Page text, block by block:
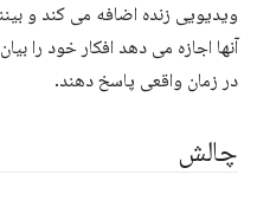
ویدیویی زنده اضافه می کند و
آنها اجازه می دهد افکار خود را
در زمان واقعی پاسخ دهند.
چالش